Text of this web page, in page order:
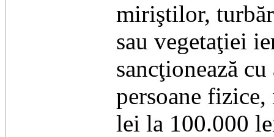
miriştilor,
sau vegetaţiei
sancţionează
persoane
lei la 100.000